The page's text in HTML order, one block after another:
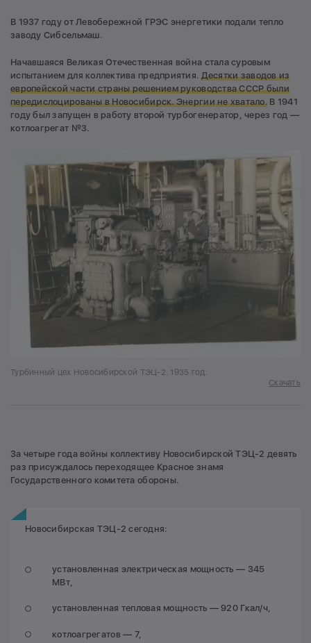
В 1937 году от Левобережной ГРЭС энергетики подали тепло
заводу Сибсельмаш.
Начавшаяся Великая Отечественная война стала суровым
испытанием для коллектива предприятия. Десятки заводов из
европейской части страны решением руководства СССР были
передислоцированы в Новосибирск. Энергии не хватало. В 1941
году был запущен в работу второй турбогенератор, через год —
котлоагрегат №3.
Турбинный цех Новосибирской ТЭЦ-2. 1935 год.
Скачать
За четыре года войны коллективу Новосибирской ТЭЦ-2 девять
раз присуждалось переходящее Красное знамя
Государственного комитета обороны.
Новосибирская ТЭЦ-2 сегодня:
установленная электрическая мощность — 345
МВт,
установленная тепловая мощность — 920 Гкал/ч,
котлоагрегатов — 7,